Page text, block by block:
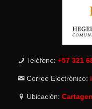
Teléfono: +57 321
Correo Electrónico:
Ubicación: